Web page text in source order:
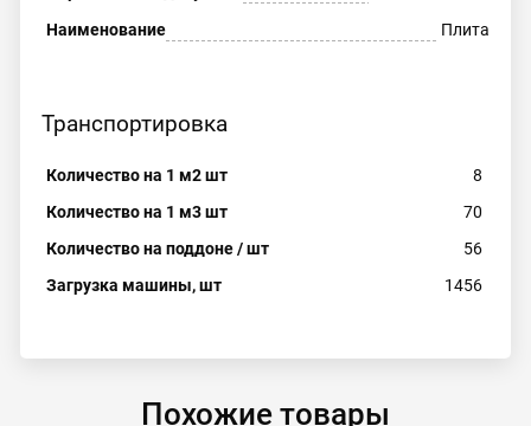
Наименование
Плита
Транспортировка
Количество на 1 м2 шт
8
Количество на 1 м3 шт
70
Количество на поддоне / шт
56
Загрузка машины, шт
1456
Похожие товары